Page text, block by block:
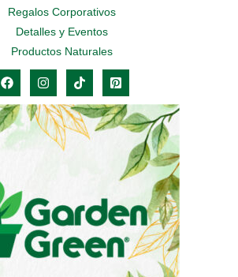
Regalos Corporativos
Detalles y Eventos
Productos Naturales